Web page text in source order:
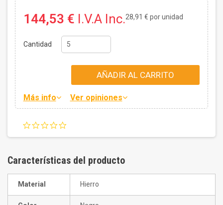
144,53 € I.V.A Inc.28,91 € por unidad
Cantidad
AÑADIR AL CARRITO
Más info Ver opiniones
Características del producto
Material Hierro